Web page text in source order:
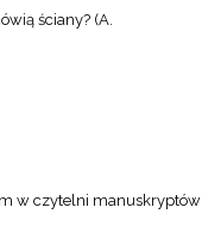
ściany? (A.
w czytelni manuskryptów